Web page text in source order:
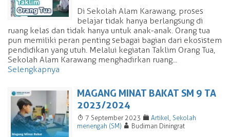
Di Sekolah Alam Karawang, proses
belajar tidak hanya berlangsung di
ruang kelas dan tidak hanya untuk anak-anak. Orang tua
pun memiliki peran penting sebagai bagian dari ekosistem
pendidikan yang utuh. Melalui kegiatan Taklim Orang Tua,
Sekolah Alam Karawang menghadirkan ruang...
Selengkapnya
MAGANG MINAT BAKAT SM 9 TA
2023/2024
T 7 September 2023 F Artikel
Sekolah
menengah (SM) A Budiman Diningrat